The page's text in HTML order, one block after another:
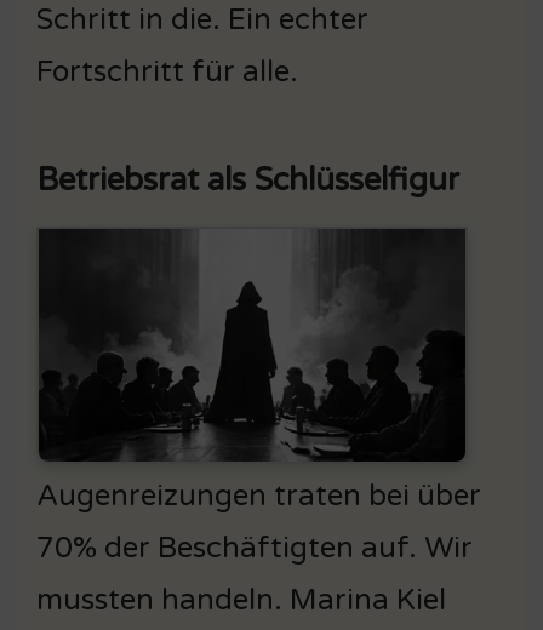
Schritt in die. Ein echter
Fortschritt für alle.
Betriebsrat als Schlüsselfigur
Augenreizungen traten bei über
70% der Beschäftigten auf. Wir
mussten handeln. Marina Kiel